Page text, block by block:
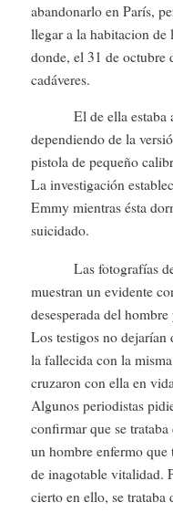
abandonarlo en París,
llegar a la habitacion de
donde, el 31 de octubre
cadáveres.
El de ella estaba
dependiendo de la
pistola de pequeño
La investigación
Emmy mientras ésta
suicidado.
Las fotografías
muestran un evidente
desesperada del
Los testigos no dejarían
la fallecida con la
cruzaron con ella en
Algunos periodistas
confirmar que se
un hombre enfermo
de inagotable vitalidad.
cierto en ello, se trataba